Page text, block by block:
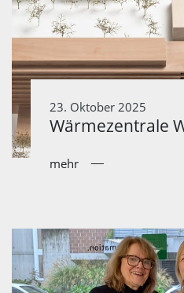
23. Oktober 2025
Wärmezentrale
mehr